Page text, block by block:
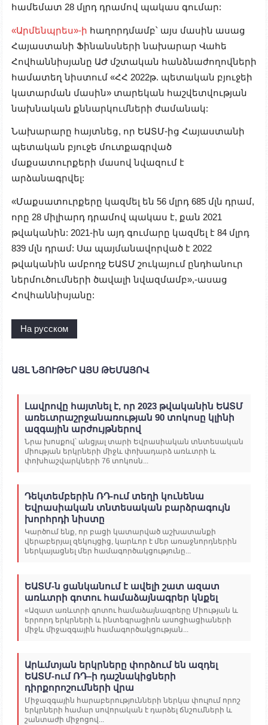
համեմատ 28 մլրդ դրամով պակաս գումար:
«Արմենպրես»-ի հաղորդմամբ՝ այս մասին ասաց
Հայաստանի Ֆինանսների նախարար Վահե
Հովհաննիսյանը ԱԺ մշտական հանձնաժողովների
համատեղ նիստում «ՀՀ 2022թ. պետական բյուջեի
կատարման մասին» տարեկան հաշվետվության
նախնական քննարկումների ժամանակ:
Նախարարը հայտնեց, որ ԵԱՏՄ-ից Հայաստանի
պետական բյուջե մուտքագրված
մաքսատուրքերի մասով նվազում է
արձանագրվել:
«Մաքսատուրքերը կազմել են 56 մլրդ 685 մլն դրամ,
որը 28 միլիարդ դրամով պակաս է, քան 2021
թվականին: 2021-ին այդ գումարը կազմել է 84 մլրդ
839 մլն դրամ: Սա պայմանավորված է 2022
թվականին ամբողջ ԵԱՏՄ շուկայում ընդհանուր
ներմուծումների ծավալի նվազմամբ»,-ասաց
Հովհաննիսյանը:
На русском
ԱՅԼ ՆՅՈՒԹԵՐ ԱՅՍ ԹԵՄԱՅՈՎ
Լավրովը հայտնել է, որ 2023 թվականին ԵԱՏՄ
առեւտրաշրջանառության 90 տոկոսը կլինի
ազգային արժույթներով
Նրա խոսքով՝ անցյալ տարի Եվրասիական տնտեսական
միության երկրների միջև փոխադարձ առևտրի և
փոխհաշվարկների 76 տոկոսն...
Դեկտեմբերին ՌԴ-ում տեղի կունենա
Եվրասիական տնտեսական բարձրագույն
խորհրդի նիստը
Կարծում ենք, որ բացի կատարված աշխատանքի
վերաբերյալ զեկույցից, կարևոր է մեր առաջնորդներին
ներկայացնել մեր համագործակցությունը...
ԵԱՏՄ-ն ցանկանում է ավելի շատ ազատ
առևտրի գոտու համաձայնագրեր կնքել
«Ազատ առևտրի գոտու համաձայնագրերը Միության և
երրորդ երկրների և ինտեգրացիոն ասոցիացիաների
միջև միջազգային համագործակցության...
Արևմտյան երկրները փորձում են ազդել
ԵԱՏՄ-ում ՌԴ–ի դաշնակիցների
դիրքորոշումների վրա
Միջազգային հարաբերությունների ներկա փուլում որոշ
երկրների համար սովորական է դարձել ճնշումների և
շանտաժի միջոցով...